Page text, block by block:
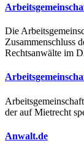
Die
Zusammenschluss
Rechtsanwälte im
der auf Mietrecht
Anwalt.de